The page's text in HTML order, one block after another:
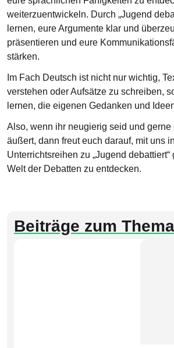
weiterzuentwickeln. Durch „Jugend
lernen, eure Argumente klar und
präsentieren und eure
stärken.
Im Fach Deutsch ist nicht nur wichtig,
verstehen oder Aufsätze zu schreiben,
lernen, die eigenen Gedanken und
Also, wenn ihr neugierig seid und gerne
äußert, dann freut euch darauf, mit uns
Unterrichtsreihen zu „Jugend
Welt der Debatten zu entdecken.
Beiträge zum Thema